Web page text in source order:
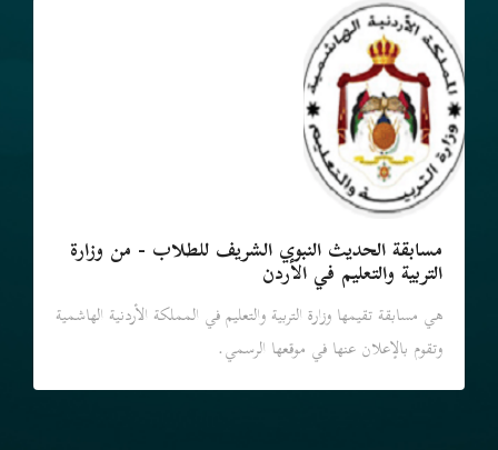
مسابقة الحديث النبوي الشريف للطلاب - من وزارة
التربية والتعليم في الأردن
هي مسابقة تقيمها وزارة التربية والتعليم في المملكة الأردنية الهاشمية
وتقوم بالإعلان عنها في موقعها الرسمي.